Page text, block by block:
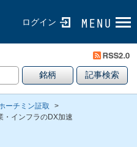
ログイン
ーチミン証取
>
インフラのDX加速